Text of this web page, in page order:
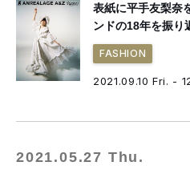
表紙に平手友梨奈
ンドの18年を振り
FASHION
2021.09.10 Fri. -
2021.05.27 Thu.